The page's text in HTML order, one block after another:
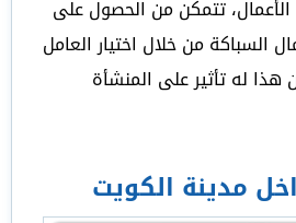
الأعمال، تتمكن من الحصول على
السباكة من خلال اختيار العامل
هذا له تأثير على المنشأة
مدينة الكويت